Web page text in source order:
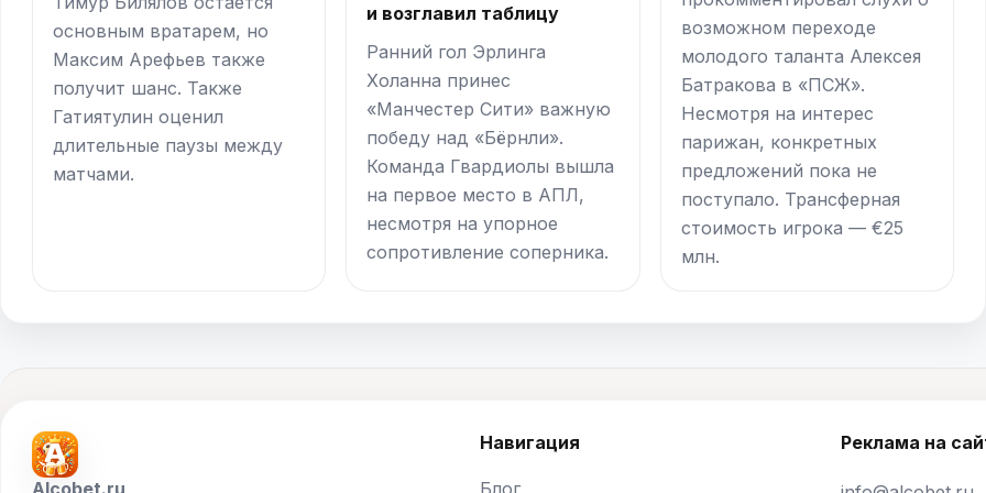
основным вратарем, но
Максим Арефьев также
получит шанс. Также
Гатиятулин оценил
длительные паузы между
матчами.
и возглавил таблицу
Ранний гол Эрлинга
Холанна принес
«Манчестер Сити» важную
победу над «Бёрнли».
Команда Гвардиолы вышла
на первое место в АПЛ,
несмотря на упорное
сопротивление соперника.
возможном переходе
молодого таланта Алексея
Батракова в «ПСЖ».
Несмотря на интерес
парижан, конкретных
предложений пока не
поступало. Трансферная
стоимость игрока — €25
млн.
Alcobet.ru
Навигация
Блог
Реклама на